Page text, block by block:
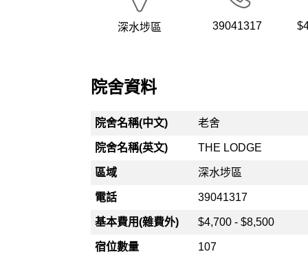
深水埗區 39041317
院舍資料
院舍名稱(中文) 老舍
院舍名稱(英文) THE LODGE
區域 深水埗區
電話 39041317
基本費用(雜費外) $4,700 - $8,500
宿位數量 107